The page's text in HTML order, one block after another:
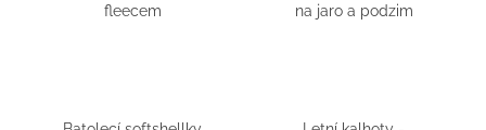
fleecem
na jaro a podzim